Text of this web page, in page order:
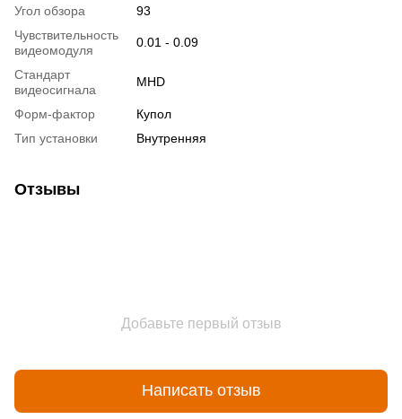
Угол обзора
93
Чувствительность
видеомодуля
0.01 - 0.09
Стандарт
видеосигнала
MHD
Форм-фактор
Купол
Тип установки
Внутренняя
Отзывы
Добавьте первый отзыв
Написать отзыв